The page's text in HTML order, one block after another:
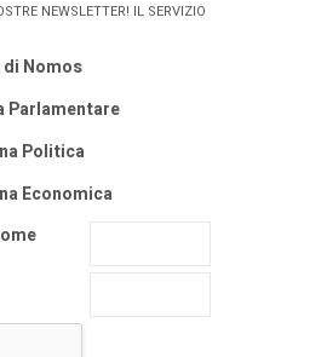
NEWSLETTER! IL SERVIZIO
di Nomos
Parlamentare
Politica
Economica